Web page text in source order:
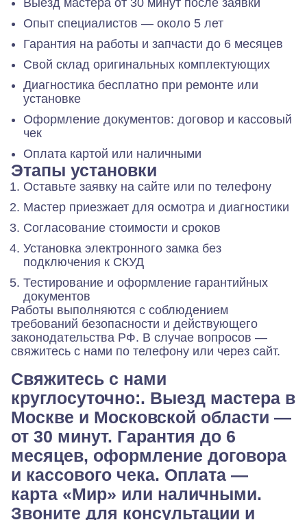
Опыт специалистов — около 5 лет
Гарантия на работы и запчасти до 6 месяцев
Свой склад оригинальных комплектующих
Диагностика бесплатно при ремонте или
установке
Оформление документов: договор и кассовый
чек
Оплата картой или наличными
Этапы установки
Оставьте заявку на сайте или по телефону
Мастер приезжает для осмотра и диагностики
Согласование стоимости и сроков
Установка электронного замка без
подключения к СКУД
Тестирование и оформление гарантийных
документов
Работы выполняются с соблюдением
требований безопасности и действующего
законодательства РФ. В случае вопросов —
свяжитесь с нами по телефону или через сайт.
Свяжитесь с нами
круглосуточно:. Выезд мастера в
Москве и Московской области —
от 30 минут. Гарантия до 6
месяцев, оформление договора
и кассового чека. Оплата —
карта «Мир» или наличными.
Звоните для консультации и